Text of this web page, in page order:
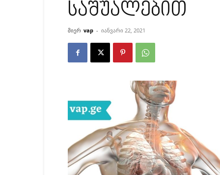
საშუალებით
მიერ vap - იანვარი 22, 2021